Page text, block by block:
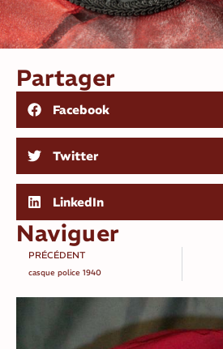
Partager
Facebook
Twitter
LinkedIn
Naviguer
PRÉCÉDENT
casque police 1940